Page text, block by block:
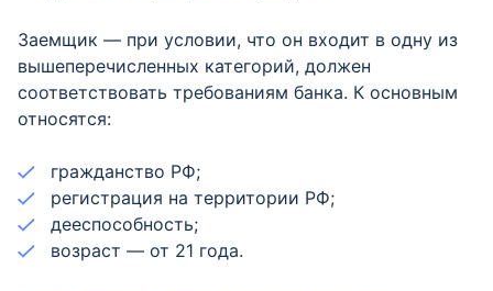
Заемщик — при условии, что он входит в одну из
вышеперечисленных категорий, должен
соответствовать требованиям банка. К основным
относятся:
гражданство РФ;
регистрация на территории РФ;
дееспособность;
возраст — от 21 года.